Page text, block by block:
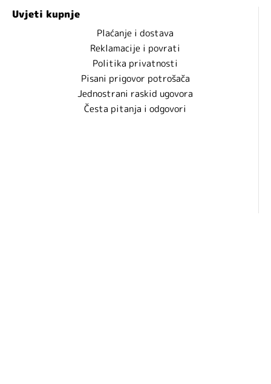
Uvjeti kupnje
Plaćanje i dostava
Reklamacije i povrati
Politika privatnosti
Pisani prigovor potrošača
Jednostrani raskid ugovora
Česta pitanja i odgovori